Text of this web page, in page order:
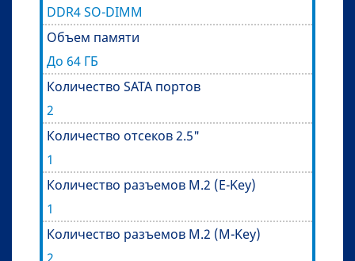
DDR4 SO-DIMM
Объем памяти
До 64 ГБ
Количество SATA портов
2
Количество отсеков 2.5"
1
Количество разъемов M.2 (E-Key)
1
Количество разъемов M.2 (M-Key)
2